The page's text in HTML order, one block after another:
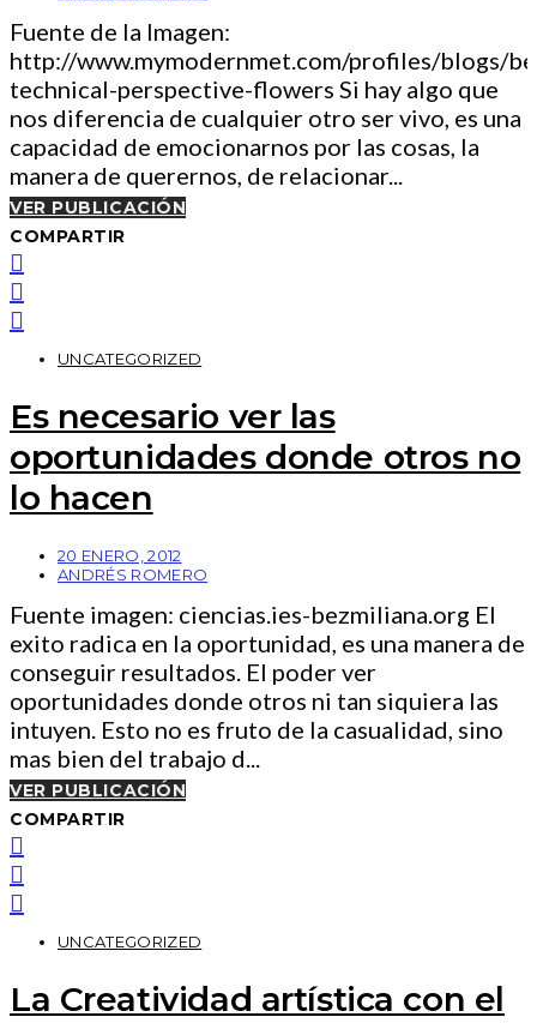
Fuente de la Imagen:
http://www.mymodernmet.com/profiles/blogs/
technical-perspective-flowers Si hay algo que
nos diferencia de cualquier otro ser vivo, es una
capacidad de emocionarnos por las cosas, la
manera de querernos, de relacionar...
VER PUBLICACIÓN
COMPARTIR
UNCATEGORIZED
Es necesario ver las
oportunidades donde otros no
lo hacen
20 ENERO, 2012
ANDRÉS ROMERO
Fuente imagen: ciencias.ies-bezmiliana.org El
exito radica en la oportunidad, es una manera de
conseguir resultados. El poder ver
oportunidades donde otros ni tan siquiera las
intuyen. Esto no es fruto de la casualidad, sino
mas bien del trabajo d...
VER PUBLICACIÓN
COMPARTIR
UNCATEGORIZED
La Creatividad artística con el